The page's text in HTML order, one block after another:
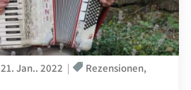
21. Jan.. 2022
Rezensionen